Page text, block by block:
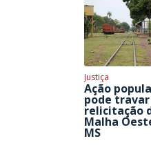
Justiça
Ação
pode travar
relicitação
Malha
MS